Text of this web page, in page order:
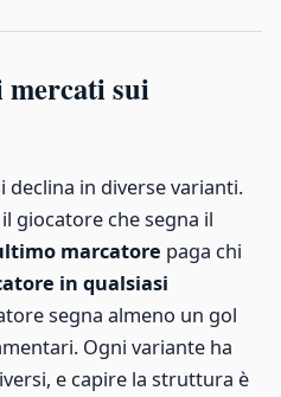
mercati sui
in diverse varianti.
giocatore che segna il
marcatore paga chi
in qualsiasi
segna almeno un gol
Ogni variante ha
e capire la struttura è